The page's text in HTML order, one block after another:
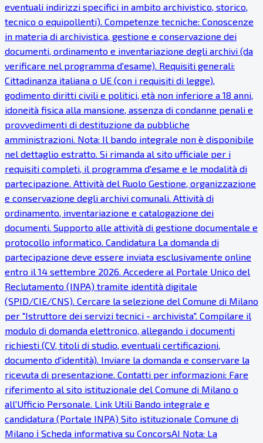
eventuali indirizzi specifici in ambito archivistico, storico,
tecnico o equipollenti). Competenze tecniche: Conoscenze
in materia di archivistica, gestione e conservazione dei
documenti, ordinamento e inventariazione degli archivi (da
verificare nel programma d'esame). Requisiti generali:
Cittadinanza italiana o UE (con i requisiti di legge),
godimento diritti civili e politici, età non inferiore a 18 anni,
idoneità fisica alla mansione, assenza di condanne penali e
provvedimenti di destituzione da pubbliche
amministrazioni. Nota: Il bando integrale non è disponibile
nel dettaglio estratto. Si rimanda al sito ufficiale per i
requisiti completi, il programma d'esame e le modalità di
partecipazione. Attività del Ruolo Gestione, organizzazione
e conservazione degli archivi comunali. Attività di
ordinamento, inventariazione e catalogazione dei
documenti. Supporto alle attività di gestione documentale e
protocollo informatico. Candidatura La domanda di
partecipazione deve essere inviata esclusivamente online
entro il 14 settembre 2026. Accedere al Portale Unico del
Reclutamento (INPA) tramite identità digitale
(SPID/CIE/CNS). Cercare la selezione del Comune di Milano
per "Istruttore dei servizi tecnici - archivista". Compilare il
modulo di domanda elettronico, allegando i documenti
richiesti (CV, titoli di studio, eventuali certificazioni,
documento d'identità). Inviare la domanda e conservare la
ricevuta di presentazione. Contatti per informazioni: Fare
riferimento al sito istituzionale del Comune di Milano o
all'Ufficio Personale. Link Utili Bando integrale e
candidatura (Portale INPA) Sito istituzionale Comune di
Milano ℹ Scheda informativa su ConcorsAI Nota: La